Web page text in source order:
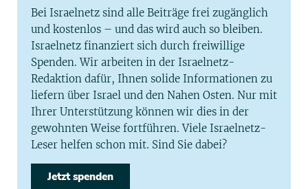
Bei Israelnetz sind alle Beiträge frei zugänglich
und kostenlos – und das wird auch so bleiben.
Israelnetz finanziert sich durch freiwillige
Spenden. Wir arbeiten in der Israelnetz-
Redaktion dafür, Ihnen solide Informationen zu
liefern über Israel und den Nahen Osten. Nur mit
Ihrer Unterstützung können wir dies in der
gewohnten Weise fortführen. Viele Israelnetz-
Leser helfen schon mit. Sind Sie dabei?
Jetzt spenden